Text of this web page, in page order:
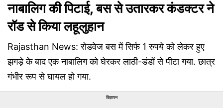
नाबालिग की पिटाई, बस से उतारकर कंडक्टर ने
रॉड से किया लहूलुहान
Rajasthan News: रोडवेज बस में सिर्फ 1 रुपये को लेकर हुए
झगड़े के बाद एक नाबालिग को घेरकर लाठी-डंडों से पीटा गया. छात्र
गंभीर रूप से घायल हो गया.
विज्ञापन